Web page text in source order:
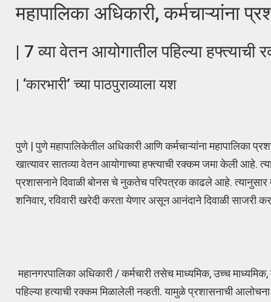
महापालिका अधिकारी, कर्मचाऱ्यांना
| 7 व्या वेतन आयोगातील पहिल्या हफ्त्याची
| ‘कारभारी’ च्या पाठपुराव्याला यश
पुणे | पुणे महापालिकेतील अधिकारी आणि कर्मचाऱ्यांना महापालिका
खात्यावर सातव्या वेतन आयोगाच्या हफ्त्याची रक्कम जमा केली आहे.
प्रशासनाने दिवाळी बोनस चे नुकतेच परिपत्रक काढले आहे. त्यानुसार
शनिवार, रविवारी खरेदी करता येणार असून आनंदाने दिवाळी साजरी
महानगरपालिका अधिकारी / कर्मचारी तसेच माध्यमिक, उच्च
पहिल्या हत्याची रक्कम मिळालेली नव्हती. यामुळे प्रशासनाची